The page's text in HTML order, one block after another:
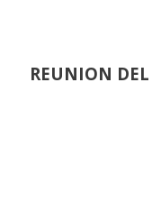
REUNION